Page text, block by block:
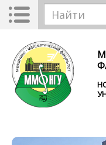
Перейти к
Toggle
navigation
Форма